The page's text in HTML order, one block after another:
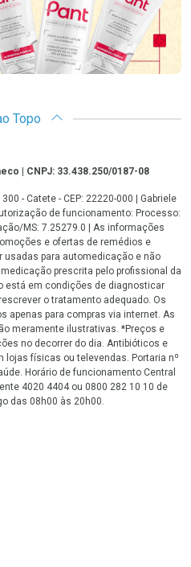
Topo
| CNPJ: 33.438.250/0187-08
- Catete - CEP: 22220-000 | Gabriele
de funcionamento: Processo:
MS: 7.25279.0 | As informações
e ofertas de remédios e
para automedicação e não
prescrita pelo profissional da
está em condições de diagnosticar
o tratamento adequado. Os
apenas para compras via internet. As
meramente ilustrativas. *Preços e
no decorrer do dia. Antibióticos e
lojas físicas ou televendas. Portaria nº
Horário de funcionamento Central
4020 4404 ou 0800 282 10 10 de
das 08h00 às 20h00.